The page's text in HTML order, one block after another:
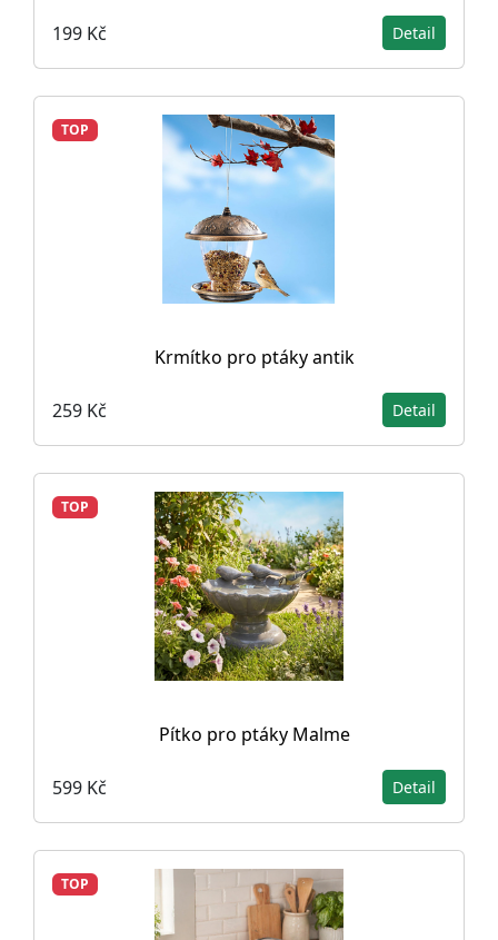
199 Kč Detail
TOP
Krmítko pro ptáky antik
259 Kč Detail
TOP
Pítko pro ptáky Malme
599 Kč Detail
TOP